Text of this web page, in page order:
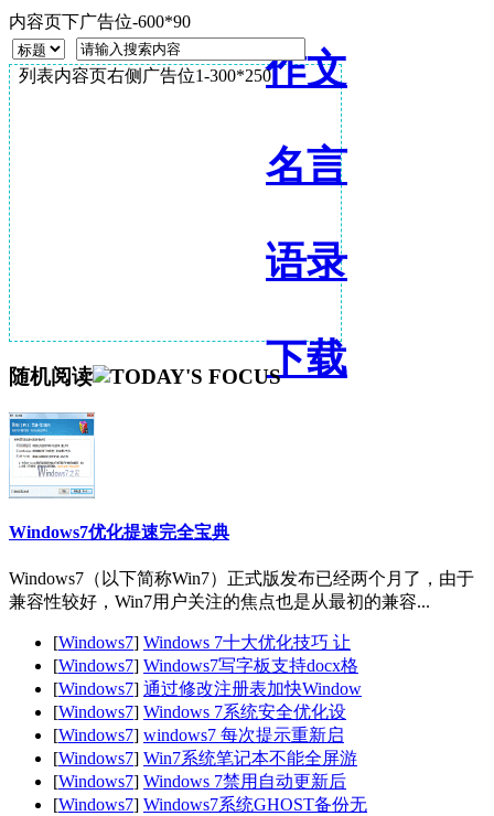
作文
名言
语录
下载
内容页下广告位-600*90
列表内容页右侧广告位1-300*250
随机阅读
Windows7优化提速完全宝典
Windows7（以下简称Win7）正式版发布已经两个月了，由于
兼容性较好，Win7用户关注的焦点也是从最初的兼容...
[Windows7] Windows 7十大优化技巧 让
[Windows7] Windows7写字板支持docx格
[Windows7] 通过修改注册表加快Window
[Windows7] Windows 7系统安全优化设
[Windows7] windows7 每次提示重新启
[Windows7] Win7系统笔记本不能全屏游
[Windows7] Windows 7禁用自动更新后
[Windows7] Windows7系统GHOST备份无